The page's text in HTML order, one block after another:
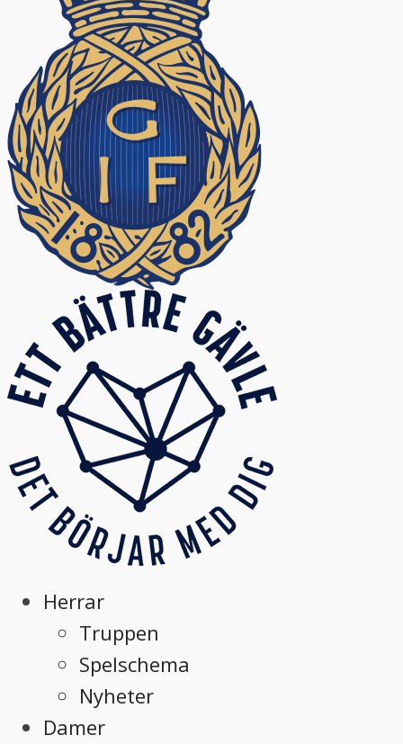
Herrar
Truppen
Spelschema
Nyheter
Damer